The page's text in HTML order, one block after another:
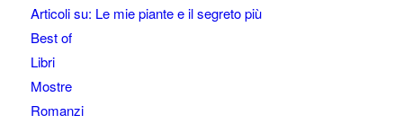
Articoli su: Le mie piante e il segreto più
Best of
Libri
Mostre
Romanzi